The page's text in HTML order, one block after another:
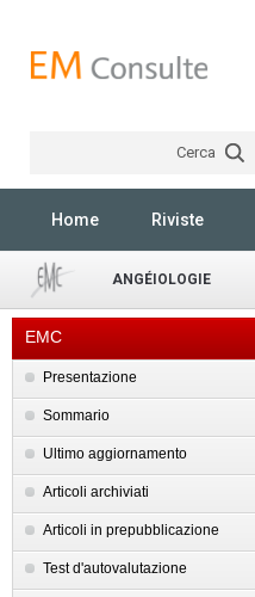
Cerca
Home Riviste
ANGÉIOLOGIE
EMC
Presentazione
Sommario
Ultimo aggiornamento
Articoli archiviati
Articoli in prepubblicazione
Test d'autovalutazione